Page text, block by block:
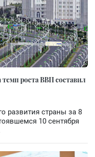
темп роста ВВП составил
развития страны за 8
10 сентября